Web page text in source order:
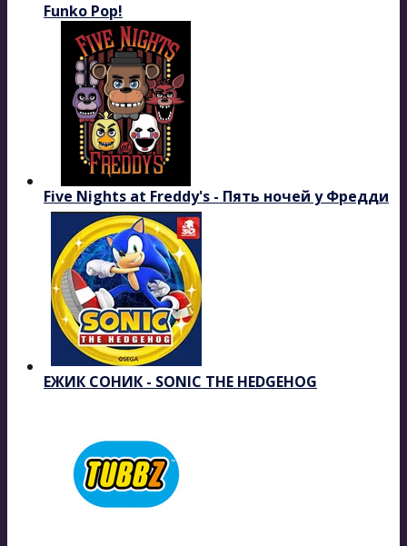
Funko Pop!
Five Nights at Freddy's - Пять ночей у Фредди
ЕЖИК СОНИК - SONIC THE HEDGEHOG